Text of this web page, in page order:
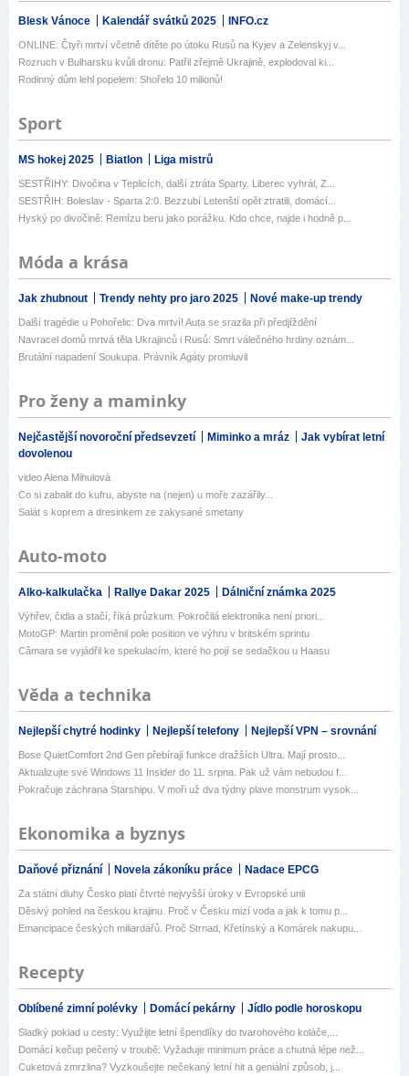
Blesk Vánoce Kalendář svátků 2025 INFO.cz
ONLINE: Čtyři mrtví včetně dítěte po útoku Rusů na Kyjev a Zelenskyj v...
Rozruch v Bulharsku kvůli dronu: Patřil zřejmě Ukrajině, explodoval ki...
Rodinný dům lehl popelem: Shořelo 10 milionů!
Sport
MS hokej 2025 Biatlon Liga mistrů
SESTŘIHY: Divočina v Teplicích, další ztráta Sparty. Liberec vyhrál, Z...
SESTŘIH: Boleslav - Sparta 2:0. Bezzubí Letenští opět ztratili, domácí...
Hyský po divočině: Remízu beru jako porážku. Kdo chce, najde i hodně p...
Móda a krása
Jak zhubnout Trendy nehty pro jaro 2025 Nové make-up trendy
Další tragédie u Pohořelic: Dva mrtví! Auta se srazila při předjíždění
Navracel domů mrtvá těla Ukrajinců i Rusů: Smrt válečného hrdiny oznám...
Brutální napadení Soukupa. Právník Agáty promluvil
Pro ženy a maminky
Nejčastější novoroční předsevzetí Miminko a mráz
Jak vybírat letní
dovolenou
video Alena Mihulová
Co si zabalit do kufru, abyste na (nejen) u moře zazářily...
Salát s koprem a dresinkem ze zakysané smetany
Auto-moto
Alko-kalkulačka Rallye Dakar 2025 Dálniční známka 2025
Výhřev, čidla a stačí, říká průzkum. Pokročilá elektronika není priori...
MotoGP: Martin proměnil pole position ve výhru v britském sprintu
Câmara se vyjádřil ke spekulacím, které ho pojí se sedačkou u Haasu
Věda a technika
Nejlepší chytré hodinky Nejlepší telefony Nejlepší VPN – srovnání
Bose QuietComfort 2nd Gen přebírají funkce dražších Ultra. Mají prosto...
Aktualizujte své Windows 11 Insider do 11. srpna. Pak už vám nebudou f...
Pokračuje záchrana Starshipu. V moři už dva týdny plave monstrum vysok...
Ekonomika a byznys
Daňové přiznání Novela zákoníku práce Nadace EPCG
Za státní dluhy Česko platí čtvrté nejvyšší úroky v Evropské unii
Děsivý pohled na českou krajinu. Proč v Česku mizí voda a jak k tomu p...
Emancipace českých miliardářů. Proč Strnad, Křetínský a Komárek nakupu...
Recepty
Oblíbené zimní polévky Domácí pekárny Jídlo podle horoskopu
Sladký poklad u cesty: Využijte letní špendlíky do tvarohového koláče,...
Domácí kečup pečený v troubě: Vyžaduje minimum práce a chutná lépe než...
Cuketová zmrzlina? Vyzkoušejte nečekaný letní hit a geniální způsob, j...